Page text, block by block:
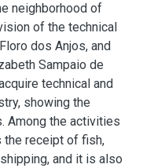
neighborhood of
of the technical
dos Anjos, and
Sampaio de
technical and
showing the
Among the activities
the receipt of fish,
and it is also